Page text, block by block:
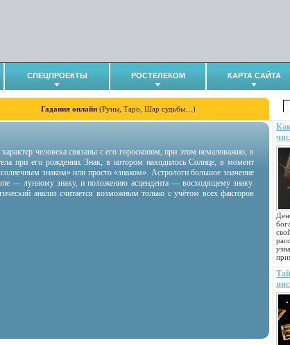
СПЕЦПРОЕКТЫ РОСТЕЛЕКОМ КАРТА САЙТА
Гадания онлайн (Руны, Таро, Шар судьбы…)
характер человека связаны с его гороскопом, при этом немаловажно, в
при его рождении. Знак, в котором находилось Солнце, в момент
знаком» или просто «знаком». Астрологи большое значение
— лунному знаку, и положению асцендента — восходящему знаку.
анализ считается возможным только с учётом всех факторов